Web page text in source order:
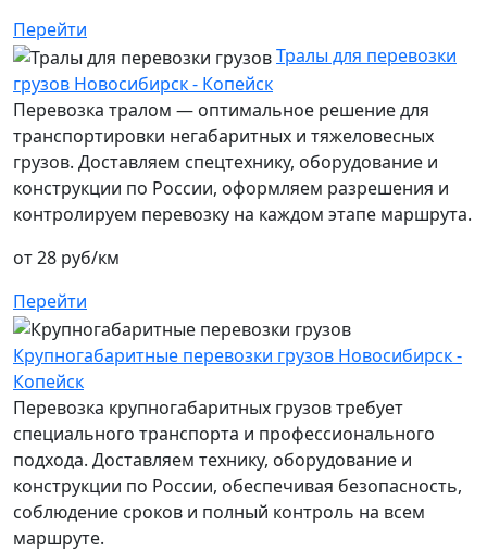
Перейти
Тралы для перевозки
грузов Новосибирск - Копейск
Перевозка тралом — оптимальное решение для
транспортировки негабаритных и тяжеловесных
грузов. Доставляем спецтехнику, оборудование и
конструкции по России, оформляем разрешения и
контролируем перевозку на каждом этапе маршрута.
от 28 руб/км
Перейти
Крупногабаритные перевозки грузов Новосибирск -
Копейск
Перевозка крупногабаритных грузов требует
специального транспорта и профессионального
подхода. Доставляем технику, оборудование и
конструкции по России, обеспечивая безопасность,
соблюдение сроков и полный контроль на всем
маршруте.